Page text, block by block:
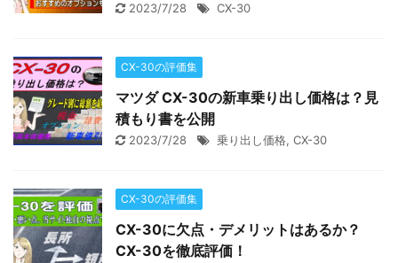
2023/7/28 CX-30
CX-30の評価集
マツダ CX-30の新車乗り出し価格は？見
積もり書を公開
2023/7/28 乗り出し価格, CX-30
CX-30の評価集
CX-30に欠点・デメリットはあるか？
CX-30を徹底評価！